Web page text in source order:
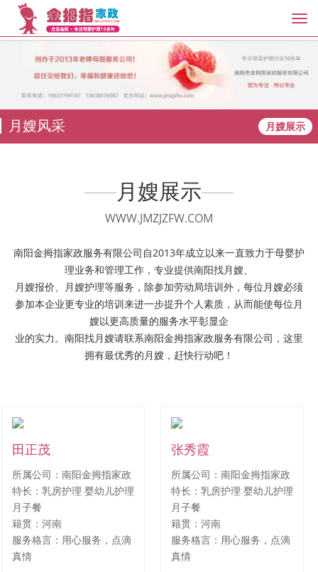
月嫂风采 月嫂展示
月嫂展示
WWW.JMZJZFW.COM
南阳金拇指家政服务有限公司自2013年成立以来一直致力于母婴护
理业务和管理工作，专业提供南阳找月嫂、
月嫂报价、月嫂护理等服务，除参加劳动局培训外，每位月嫂必须
参加本企业更专业的培训来进一步提升个人素质，从而能使每位月
嫂以更高质量的服务水平彰显企
业的实力。南阳找月嫂请联系南阳金拇指家政服务有限公司 ，这里
拥有最优秀的月嫂，赶快行动吧！
田正茂
所属公司：南阳金拇指家政
特长：乳房护理 婴幼儿护理
月子餐
籍贯：河南
服务格言：用心服务，点滴
真情
张秀霞
所属公司：南阳金拇指家政
特长：乳房护理 婴幼儿护理
月子餐
籍贯：河南
服务格言：用心服务，点滴
真情